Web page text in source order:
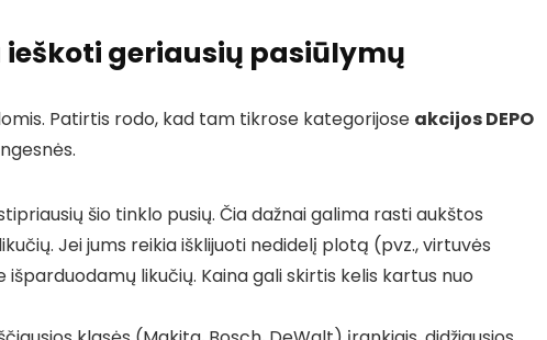
geriausių pasiūlymų
Patirtis rodo, kad tam tikrose kategorijose akcijos DEPO
šio tinklo pusių. Čia dažnai galima rasti aukštos
Jei jums reikia išklijuoti nedidelį plotą (pvz., virtuvės
likučių. Kaina gali skirtis kelis kartus nuo